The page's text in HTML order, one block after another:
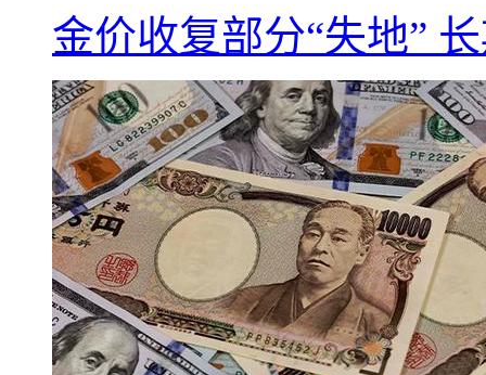
金价收复部分“失地”